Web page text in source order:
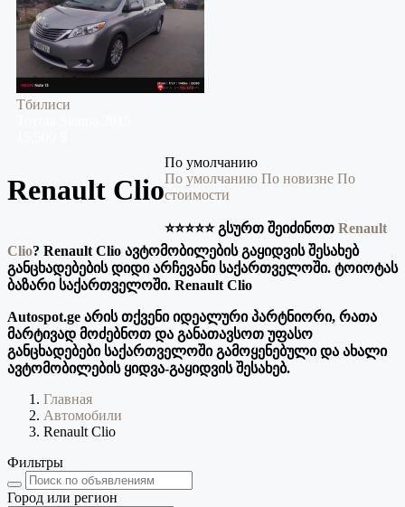
Тбилиси
Renault Clio
По умолчанию
По умолчанию По новизне По
стоимости
⭐️⭐️⭐️⭐️⭐️ გსურთ შეიძინოთ Renault
Clio? Renault Clio ავტომობილების გაყიდვის შესახებ
განცხადებების დიდი არჩევანი საქართველოში. ტოიოტას
ბაზარი საქართველოში. Renault Clio
Autospot.ge არის თქვენი იდეალური პარტნიორი, რათა
მარტივად მოძებნოთ და განათავსოთ უფასო
განცხადებები საქართველოში გამოყენებული და ახალი
ავტომობილების ყიდვა-გაყიდვის შესახებ.
Главная
Автомобили
Renault Clio
Фильтры
Город или регион